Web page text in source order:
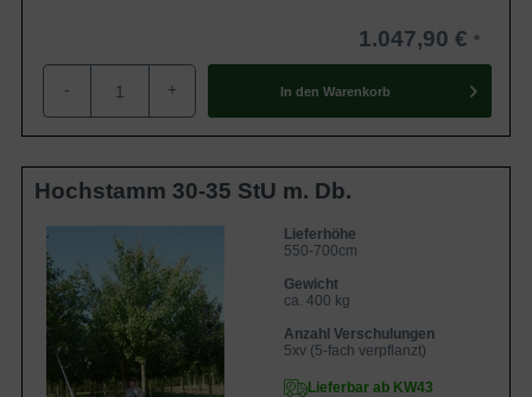
1.047,90 €
- + In den Warenkorb
Hochstamm 30-35 StU m. Db.
Lieferhöhe
550-700cm
Gewicht
ca. 400 kg
Anzahl Verschulungen
5xv (5-fach verpflanzt)
Lieferbar ab KW43